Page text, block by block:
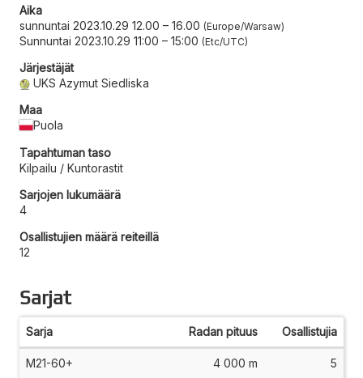
Aika
sunnuntai 2023.10.29 12.00 – 16.00 Europe/Warsaw
Sunnuntai 2023.10.29 11:00 – 15:00 Etc/UTC
Järjestäjät
UKS Azymut Siedliska
Maa
Puola
Tapahtuman taso
Kilpailu / Kuntorastit
Sarjojen lukumäärä
4
Osallistujien määrä reiteillä
12
Sarjat
Sarja Radan pituus Osallistujia
M21-60+ 4 000 m 5